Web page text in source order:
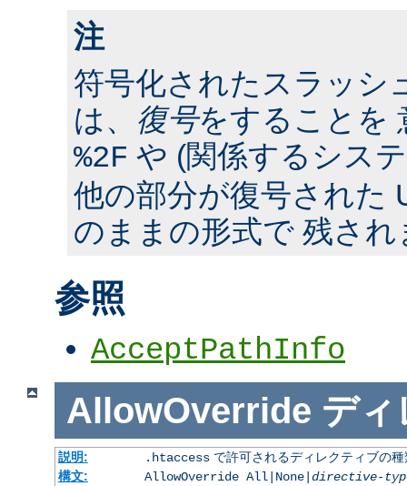
注
符号化されたスラッシ
は、 復号をすることを
%2F や (関係するシス
他の部分が復号された
のままの形式で 残され
参照
AcceptPathInfo
AllowOverride ディ
説明: .htaccessで許可されるディレクティブの種
構文:
AllowOverride All|None| directive-